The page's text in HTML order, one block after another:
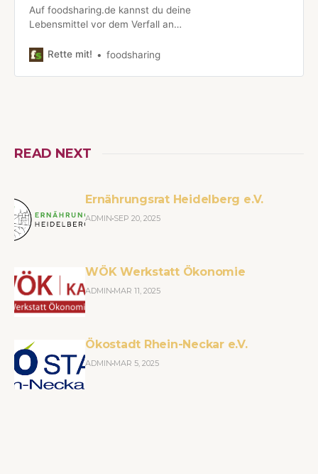
Auf foodsharing.de kannst du deine
Lebensmittel vor dem Verfall an
Personen abgeben
Rette mit! foodsharing
READ NEXT
Ernährungsrat Heidelberg e.V.
ADMIN SEP 20, 2025
WÖK Werkstatt Ökonomie
ADMIN MAR 11, 2025
Ökostadt Rhein-Neckar e.V.
ADMIN MAR 5, 2025